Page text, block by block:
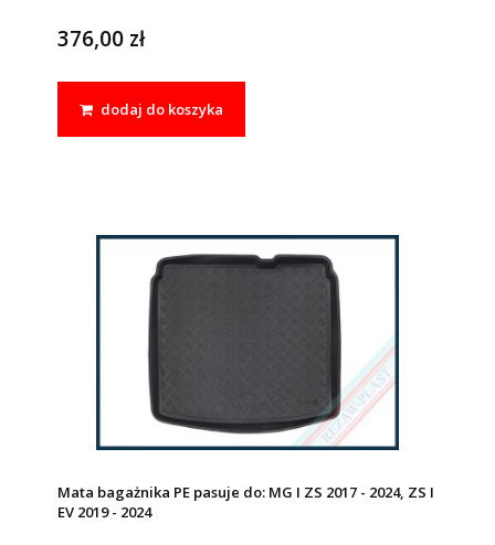
376,00 zł
dodaj do koszyka
Mata bagażnika PE pasuje do: MG I ZS 2017 - 2024, ZS I
EV 2019 - 2024